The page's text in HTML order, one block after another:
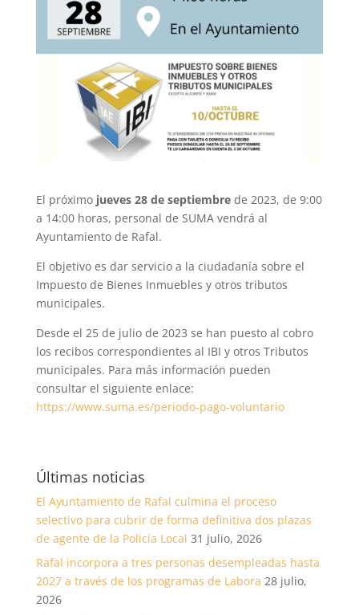
El próximojueves 28 de septiembrede 2023, de 9:00
a 14:00 horas, personal de SUMA vendrá al
Ayuntamiento de Rafal.
El objetivo es dar servicio a la ciudadanía sobre el
Impuesto de Bienes Inmuebles y otros tributos
municipales.
Desde el 25 de julio de 2023 se han puesto al cobro
los recibos correspondientes al IBI y otros Tributos
municipales. Para más información pueden
consultar el siguiente enlace:
https://www.suma.es/periodo-pago-voluntario
Últimas noticias
El Ayuntamiento de Rafal culmina el proceso
selectivo para cubrir de forma definitiva dos plazas
de agente de la Policía Local 31 julio, 2026
Rafal incorpora a tres personas desempleadas hasta
2027 a través de los programas de Labora 28 julio,
2026